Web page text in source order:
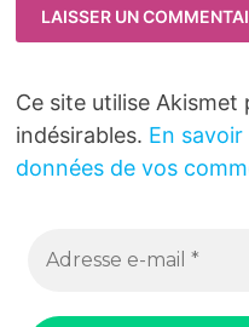
Ce site utilise Akismet
indésirables. En
données de vos